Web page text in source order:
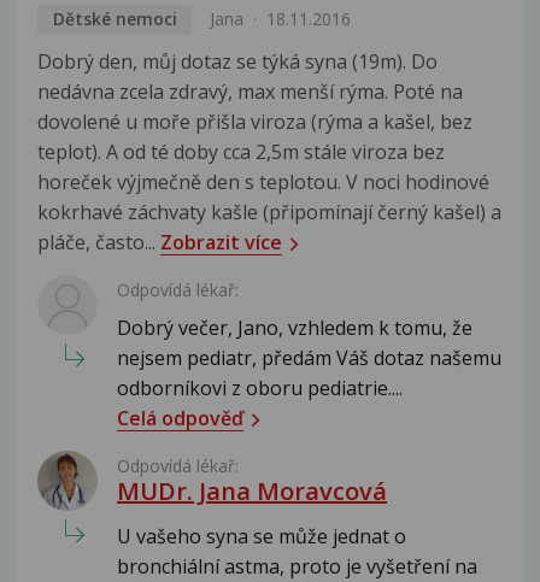
Dětské nemoci Jana 18.11.2016
Dobrý den, můj dotaz se týká syna (19m). Do
nedávna zcela zdravý, max menší rýma. Poté na
dovolené u moře přišla viroza (rýma a kašel, bez
teplot). A od té doby cca 2,5m stále viroza bez
horeček výjmečně den s teplotou. V noci hodinové
kokrhavé záchvaty kašle (připomínají černý kašel) a
pláče, často... Zobrazit více
Odpovídá lékař:
Dobrý večer, Jano, vzhledem k tomu, že
nejsem pediatr, předám Váš dotaz našemu
odborníkovi z oboru pediatrie....
Celá odpověď
Odpovídá lékař:
MUDr. Jana Moravcová
U vašeho syna se může jednat o
bronchiální astma, proto je vyšetření na